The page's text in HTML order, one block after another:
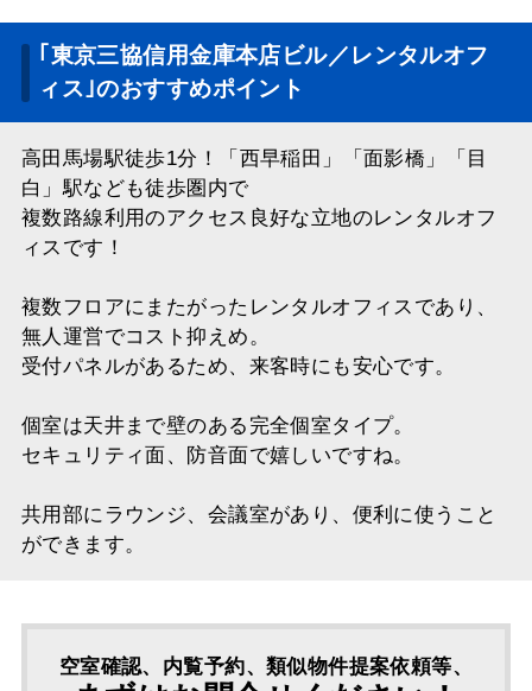
｢東京三協信用金庫本店ビル／レンタルオフ
ィス｣のおすすめポイント
高田馬場駅徒歩1分！「西早稲田」「面影橋」「目
白」駅なども徒歩圏内で
複数路線利用のアクセス良好な立地のレンタルオフ
ィスです！
複数フロアにまたがったレンタルオフィスであり、
無人運営でコスト抑えめ。
受付パネルがあるため、来客時にも安心です。
個室は天井まで壁のある完全個室タイプ。
セキュリティ面、防音面で嬉しいですね。
共用部にラウンジ、会議室があり、便利に使うこと
ができます。
空室確認、内覧予約、類似物件提案依頼等、